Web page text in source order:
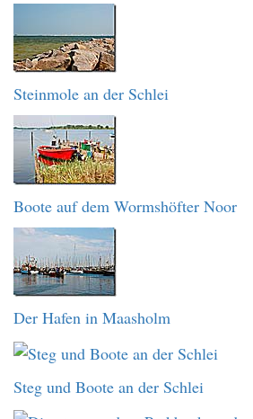
Steinmole an der Schlei
Boote auf dem Wormshöfter Noor
Der Hafen in Maasholm
Steg und Boote an der Schlei